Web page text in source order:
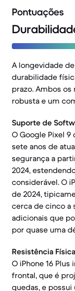
Pontuações
A longevidade
durabilidade
prazo. Ambos
robusta e um
Suporte de
O Google Pixel
sete anos de
segurança a
2024,
considerável. O
de 2024,
cerca de cinco a
adicionais que
por quase uma
Resistência
O iPhone 16
frontal, que é
quedas, e